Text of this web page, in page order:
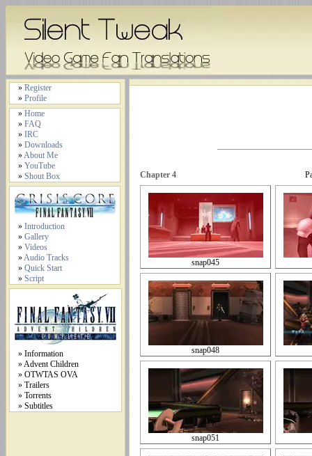
» Register
» Profile
» Home
» FAQ
» IRC
» Downloads
»About Me
» YouTube
» Shout Box
» Introduction
» Gallery
» Videos
»Audio Tracks
» Quick Start
» Script
» Information
» Advent Children
» OTWTAS OVA
» Trailers
» Torrents
» Subtitles
Chapter 4
snap045
snap048
snap051